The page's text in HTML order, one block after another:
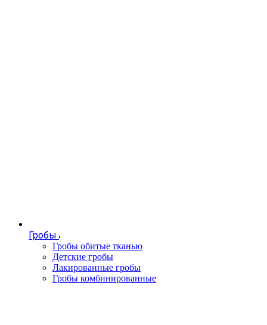
Гробы
Гробы обитые тканью
Детские гробы
Лакированные гробы
Гробы комбинированные